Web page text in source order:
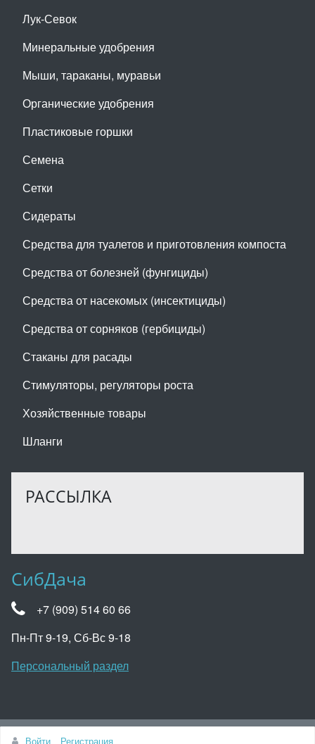
Лук-Севок
Минеральные удобрения
Мыши, тараканы, муравьи
Органические удобрения
Пластиковые горшки
Семена
Сетки
Сидераты
Средства для туалетов и приготовления компоста
Средства от болезней (фунгициды)
Средства от насекомых (инсектициды)
Средства от сорняков (гербициды)
Стаканы для расады
Стимуляторы, регуляторы роста
Хозяйственные товары
Шланги
РАССЫЛКА
СибДача
+7 (909) 514 60 66
Пн-Пт 9-19, Сб-Вс 9-18
Персональный раздел
Войти Регистрация